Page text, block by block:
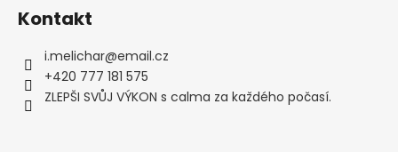
Kontakt
i.melichar@email.cz
+420 777 181 575
ZLEPŠI SVŮJ VÝKON s calma za každého počasí.